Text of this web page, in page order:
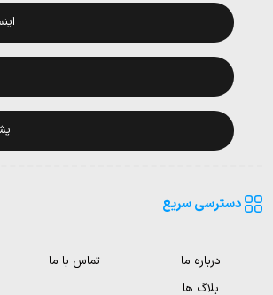
دسترسی سریع
درباره ما تماس با ما
بلاگ ها